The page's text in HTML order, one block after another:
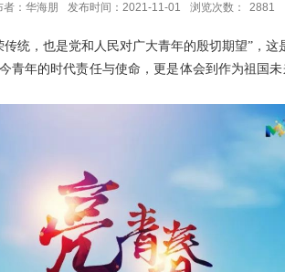
者：华海朋 发布时间：2021-11-01 浏览次数： 2881
，也是党和人民对广大青年的殷切期望”，这
青年的时代责任与使命，更是体会到作为祖国